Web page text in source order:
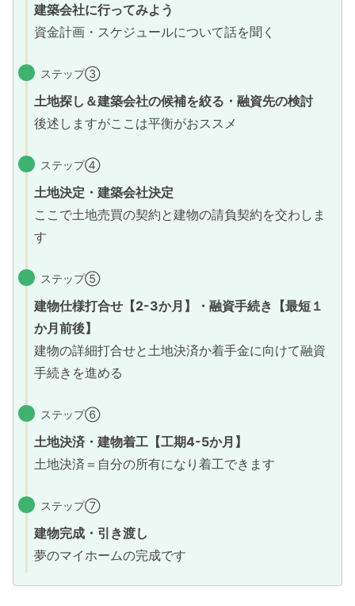
建築会社に行ってみよう
資金計画・スケジュールについて話を聞く
ステップ③
土地探し＆建築会社の候補を絞る・融資先の検討
後述しますがここは平衡がおススメ
ステップ④
土地決定・建築会社決定
ここで土地売買の契約と建物の請負契約を交わしま
す
ステップ⑤
建物仕様打合せ【2-3か月】 ・ 融資手続き【最短１
か月前後】
建物の詳細打合せと土地決済か着手金に向けて融資
手続きを進める
ステップ⑥
土地決済・建物着工【工期4-5か月】
土地決済＝自分の所有になり着工できます
ステップ⑦
建物完成・引き渡し
夢のマイホームの完成です